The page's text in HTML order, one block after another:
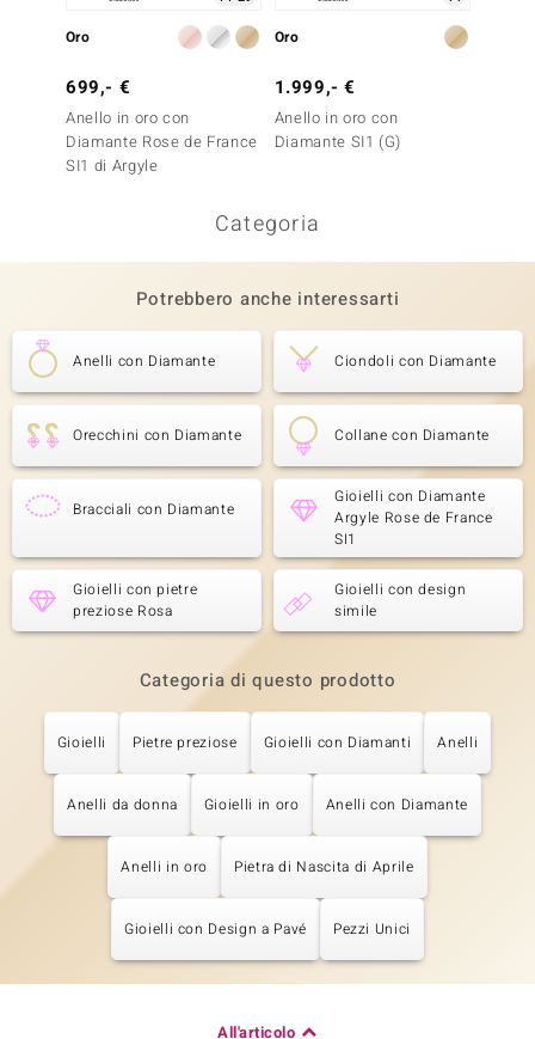
Oro
699,- €
Anello in oro con
Diamante Rose de France
SI1 di Argyle
Oro
1.999,- €
Anello in oro con
Diamante SI1 (G)
Categoria
Potrebbero anche interessarti
Anelli con Diamante Ciondoli con Diamante
Orecchini con Diamante Collane con Diamante
Bracciali con Diamante
Gioielli con Diamante
Argyle Rose de France
SI1
Gioielli con pietre
preziose Rosa
Gioielli con design
simile
Categoria di questo prodotto
Gioielli Pietre preziose Gioielli con Diamanti Anelli
Anelli da donna Gioielli in oro Anelli con Diamante
Anelli in oro Pietra di Nascita di Aprile
Gioielli con Design a Pavé Pezzi Unici
All'articolo